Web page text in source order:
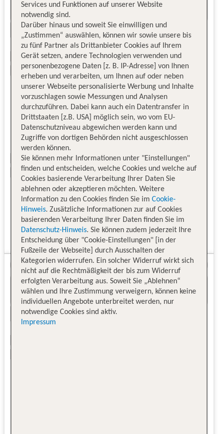
Services und Funktionen auf unserer Website
notwendig sind.
Darüber hinaus und soweit Sie einwilligen und
„Zustimmen“ auswählen, können wir sowie unsere bis
zu fünf Partner als Drittanbieter Cookies auf Ihrem
Gerät setzen, andere Technologien verwenden und
personenbezogene Daten [z. B. IP-Adresse] von Ihnen
erheben und verarbeiten, um Ihnen auf oder neben
unserer Webseite personalisierte Werbung und Inhalte
vorzuschlagen sowie Messungen und Analysen
durchzuführen. Dabei kann auch ein Datentransfer in
Drittstaaten [z.B. USA] möglich sein, wo vom EU-
Datenschutzniveau abgewichen werden kann und
Zugriffe von dortigen Behörden nicht ausgeschlossen
werden können.
Sie können mehr Informationen unter "Einstellungen"
finden und entscheiden, welche Cookies und welche auf
Cookies basierende Verarbeitung Ihrer Daten Sie
ablehnen oder akzeptieren möchten. Weitere
Information zu den Cookies finden Sie im Cookie-
Hinweis. Zusätzliche Informationen zur auf Cookies
basierenden Verarbeitung Ihrer Daten finden Sie im
Datenschutz-Hinweis. Sie können zudem jederzeit Ihre
Entscheidung über "Cookie-Einstellungen" [in der
Fußzeile der Webseite] durch Ausschalten der
Kategorien widerrufen. Ein solcher Widerruf wirkt sich
nicht auf die Rechtmäßigkeit der bis zum Widerruf
erfolgten Verarbeitung aus. Soweit Sie „Ablehnen“
wählen und Ihre Zustimmung verweigern, können keine
individuellen Angebote unterbreitet werden, nur
notwendige Cookies sind aktiv.
Impressum